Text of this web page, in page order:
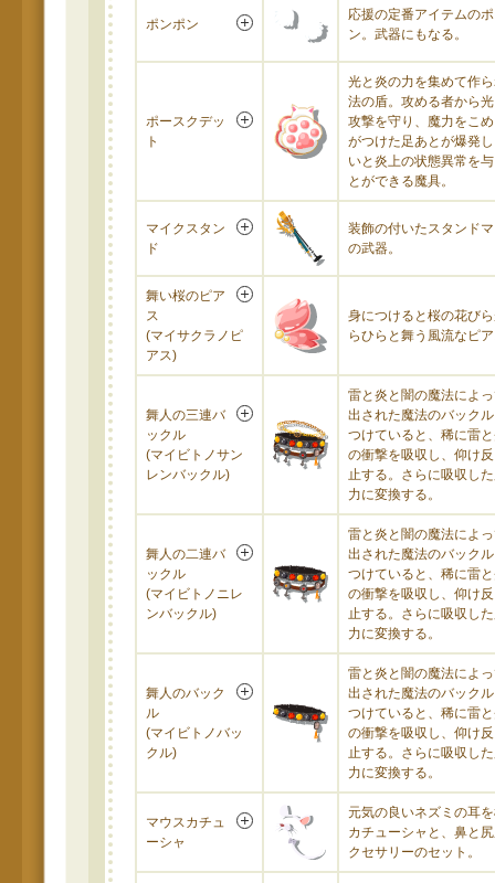
ポンポン
応援の定番アイテムの
ン。武器にもなる。
ポースクデッ
ト
光と炎の力を集めて作
法の盾。攻める者から
攻撃を守り、魔力をこ
がつけた足あとが爆発
いと炎上の状態異常を
とができる魔具。
マイクスタン
ド
装飾の付いたスタンド
の武器。
舞い桜のピア
ス
(マイサクラノピ
アス)
身につけると桜の花び
らひらと舞う風流なピ
舞人の三連バ
ックル
(マイビトノサン
レンバックル)
雷と炎と闇の魔法によ
出された魔法のバック
つけていると、稀に雷
の衝撃を吸収し、仰け
止する。さらに吸収し
力に変換する。
舞人の二連バ
ックル
(マイビトノニレ
ンバックル)
雷と炎と闇の魔法によ
出された魔法のバック
つけていると、稀に雷
の衝撃を吸収し、仰け
止する。さらに吸収し
力に変換する。
舞人のバック
ル
(マイビトノバッ
クル)
雷と炎と闇の魔法によ
出された魔法のバック
つけていると、稀に雷
の衝撃を吸収し、仰け
止する。さらに吸収し
力に変換する。
マウスカチュ
ーシャ
元気の良いネズミの耳
カチューシャと、鼻と
クセサリーのセット。